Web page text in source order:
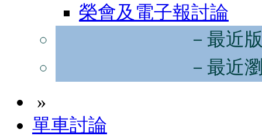
榮會及電子報討論
－最近
－最近
»
單車討論